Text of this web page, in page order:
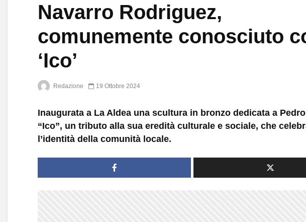
Navarro Rodriguez,
comunemente conosciuto
‘Ico’
Redazione 19 Ottobre 2024
Inaugurata a La Aldea una scultura in bronzo dedicata a
“Ico”, un tributo alla sua eredità culturale e sociale, che
l’identità della comunità locale.